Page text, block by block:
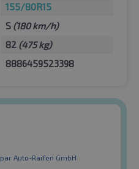
155/80R15
S (180 km/h)
82 (475 kg)
8886459523398
par Auto-Raifen GmbH